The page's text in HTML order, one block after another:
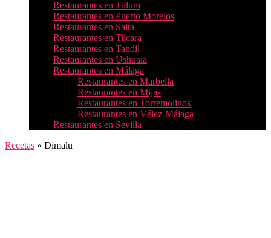
Restaurantes en Tulum
Restaurantes en Puerto Morelos
Restaurantes en Salta
Restaurantes en Tilcara
Restaurantes en Tandil
Restaurantes en Ushuaia
Restaurantes en Málaga
Restaurantes en Marbella
Restaurantes en Mijas
Restaurantes en Torremolinos
Restaurantes en Vélez-Málaga
Restaurantes en Sevilla
Recetas » Dimalu